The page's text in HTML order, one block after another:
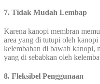
7. Tidak Mudah Lembap
Karena kanopi membran
area yang di tutupi oleh
kelembaban di bawah kanopi,
yang di sebabkan oleh
8. Fleksibel Penggunaan